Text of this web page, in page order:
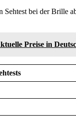
Sehtest bei der Brille
Preise in